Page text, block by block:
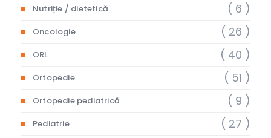
Nutriție / dietetică ( 6 )
Oncologie ( 26 )
ORL ( 40 )
Ortopedie ( 51 )
Ortopedie pediatrică ( 9 )
Pediatrie ( 27 )